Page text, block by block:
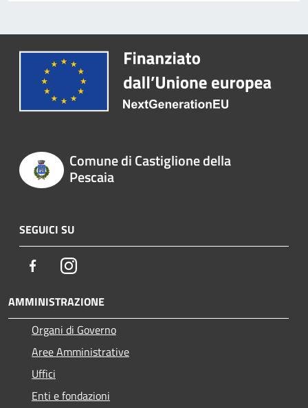
Comune di Castiglione della
Pescaia
SEGUICI SU
FacebookInstagram
AMMINISTRAZIONE
Organi di Governo
Aree Amministrative
Uffici
Enti e fondazioni